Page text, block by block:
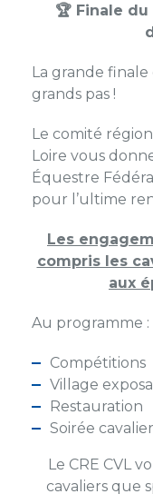
🏆 Finale
La grande
grands pas !
Le comité
Loire vous
Équestre
pour l’ultime
Les
compris les
aux
Au programme :
Compétitions
Village
Restauration
Soirée cavalier
Le CRE CVL
cavaliers que